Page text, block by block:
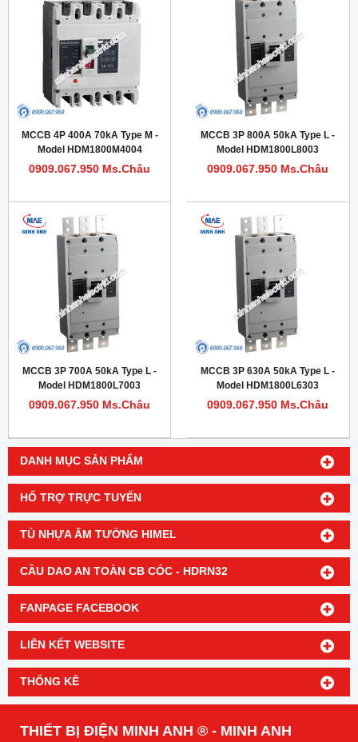
DANH MỤC SẢN PHẨM
HỔ TRỢ TRỰC TUYẾN
TỦ NHỰA ÂM TƯỜNG HIMEL
CẦU DAO AN TOÀN CB CÓC - HDRN32
FANPAGE FACEBOOK
LIÊN KẾT WEBSITE
THỐNG KÊ
MCCB 4P 400A 70kA Type M -
Model HDM1800M4004
0909.067.950 Ms.Châu
MCCB 3P 800A 50kA Type L -
Model HDM1800L8003
0909.067.950 Ms.Châu
MCCB 3P 700A 50kA Type L -
Model HDM1800L7003
0909.067.950 Ms.Châu
MCCB 3P 630A 50kA Type L -
Model HDM1800L6303
0909.067.950 Ms.Châu
THIẾT BỊ ĐIỆN MINH ANH ® - MINH ANH